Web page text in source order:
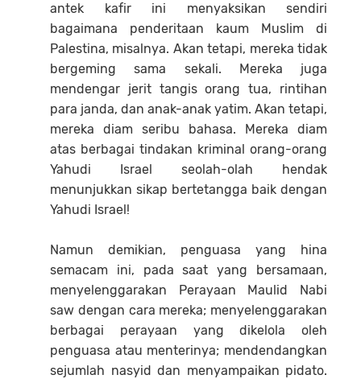
antek kafir ini menyaksikan sendiri
bagaimana penderitaan kaum Muslim di
Palestina, misalnya. Akan tetapi, mereka tidak
bergeming sama sekali. Mereka juga
mendengar jerit tangis orang tua, rintihan
para janda, dan anak-anak yatim. Akan tetapi,
mereka diam seribu bahasa. Mereka diam
atas berbagai tindakan kriminal orang-orang
Yahudi Israel seolah-olah hendak
menunjukkan sikap bertetangga baik dengan
Yahudi Israel!
Namun demikian, penguasa yang hina
semacam ini, pada saat yang bersamaan,
menyelenggarakan Perayaan Maulid Nabi
saw dengan cara mereka; menyelenggarakan
berbagai perayaan yang dikelola oleh
penguasa atau menterinya; mendendangkan
sejumlah nasyid dan menyampaikan pidato.